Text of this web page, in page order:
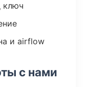
ключ
и airflow
с нами